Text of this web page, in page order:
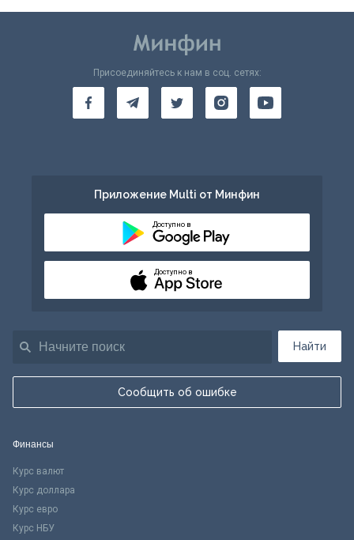
Найти
Сообщить об ошибке
Присоединяйтесь к нам в соц. сетях:
Приложение Multi от Минфин
Доступно в
Доступно в
Финансы
Курс валют
Курс доллара
Курс евро
Курс НБУ